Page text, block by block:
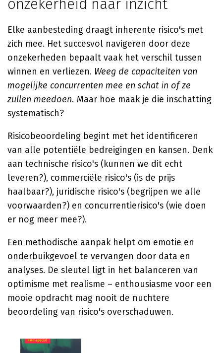
onzekerheid naar inzicht
Elke aanbesteding draagt inherente risico's met
zich mee. Het succesvol navigeren door deze
onzekerheden bepaalt vaak het verschil tussen
winnen en verliezen. Weeg de capaciteiten van
mogelijke concurrenten mee en schat in of ze
zullen meedoen. Maar hoe maak je die inschatting
systematisch?
Risicobeoordeling begint met het identificeren
van alle potentiële bedreigingen en kansen. Denk
aan technische risico's (kunnen we dit echt
leveren?), commerciële risico's (is de prijs
haalbaar?), juridische risico's (begrijpen we alle
voorwaarden?) en concurrentierisico's (wie doen
er nog meer mee?).
Een methodische aanpak helpt om emotie en
onderbuikgevoel te vervangen door data en
analyses. De sleutel ligt in het balanceren van
optimisme met realisme – enthousiasme voor een
mooie opdracht mag nooit de nuchtere
beoordeling van risico's overschaduwen.